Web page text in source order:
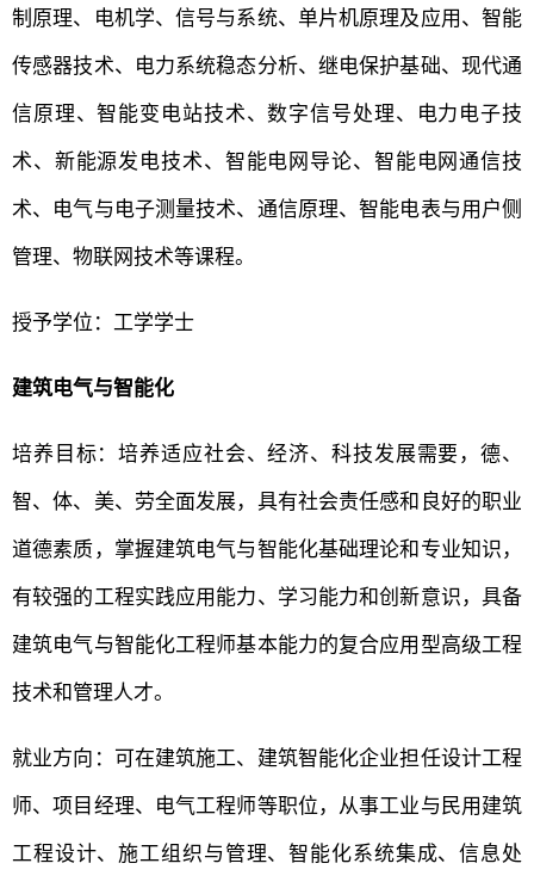
制原理、电机学、信号与系统、单片机原理及应用、智能
传感器技术、电力系统稳态分析、继电保护基础、现代通
信原理、智能变电站技术、数字信号处理、电力电子技
术、新能源发电技术、智能电网导论、智能电网通信技
术、电气与电子测量技术、通信原理、智能电表与用户侧
管理、物联网技术等课程。
授予学位：工学学士
建筑电气与智能化
培养目标：培养适应社会、经济、科技发展需要，德、
智、体、美、劳全面发展，具有社会责任感和良好的职业
道德素质，掌握建筑电气与智能化基础理论和专业知识，
有较强的工程实践应用能力、学习能力和创新意识，具备
建筑电气与智能化工程师基本能力的复合应用型高级工程
技术和管理人才。
就业方向：可在建筑施工、建筑智能化企业担任设计工程
师、项目经理、电气工程师等职位，从事工业与民用建筑
工程设计、施工组织与管理、智能化系统集成、信息处